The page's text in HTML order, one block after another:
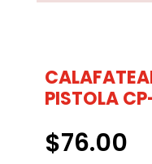
PISTOLA
$76.00